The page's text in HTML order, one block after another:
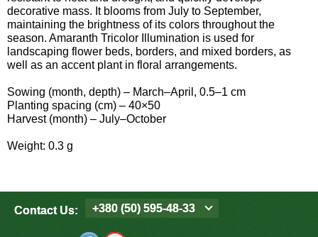
decorative mass. It blooms from July to September,
maintaining the brightness of its colors throughout the
season. Amaranth Tricolor Illumination is used for
landscaping flower beds, borders, and mixed borders, as
well as an accent plant in floral arrangements.
Sowing (month, depth) – March–April, 0.5–1 cm
Planting spacing (cm) – 40×50
Harvest (month) – July–October
Weight: 0.3 g
Contact Us: +380 (50) 595-48-33
Семена газонной травы
Семена тыквы, патиссона
Семена укропа
Семена фасоли
Семена шпината
Средства защиты от кротов
Средства защиты от грызунов
Препараты для септиков, выгребных ям и
дачных туалетов, биодеструкторы
Средства защиты растений
Лидеры продаж